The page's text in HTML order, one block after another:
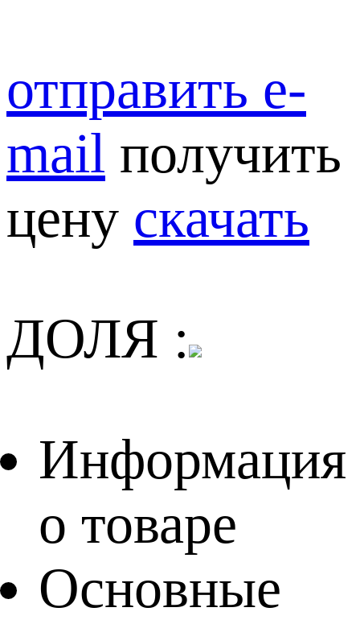
отправить e-
mail получить
цену скачать
ДОЛЯ :
Информация
о товаре
Основные